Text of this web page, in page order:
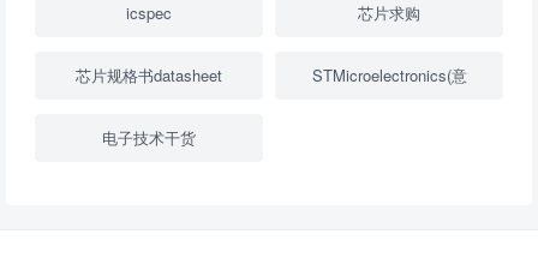
USB隔离器 1
icspec 芯片求购
芯片规格书datasheet STMicroelectronics(意
电子技术干货